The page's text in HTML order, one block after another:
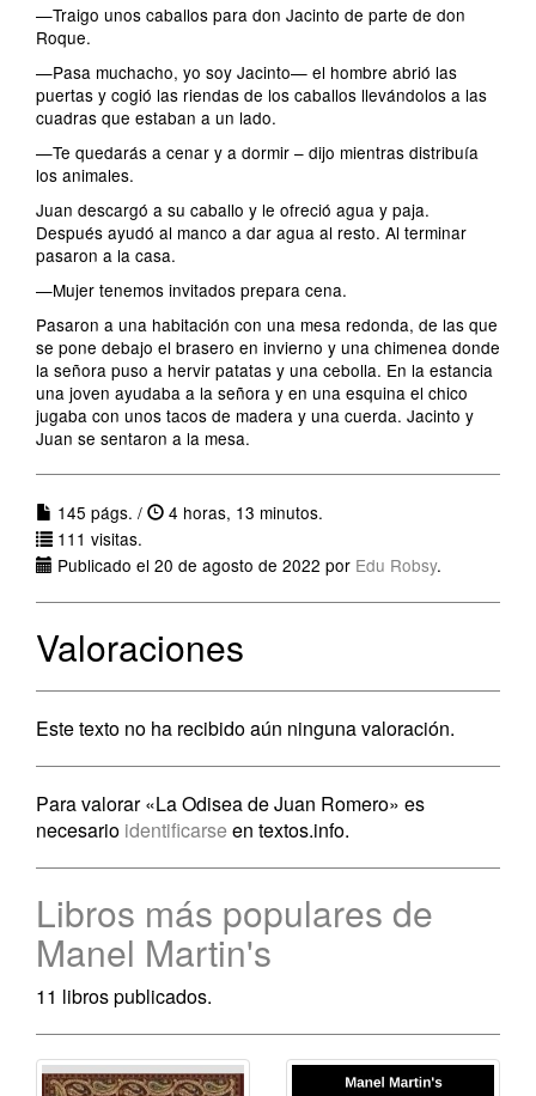
—Traigo unos caballos para don Jacinto de parte de don
Roque.
—Pasa muchacho, yo soy Jacinto— el hombre abrió las
puertas y cogió las riendas de los caballos llevándolos a las
cuadras que estaban a un lado.
—Te quedarás a cenar y a dormir – dijo mientras distribuía
los animales.
Juan descargó a su caballo y le ofreció agua y paja.
Después ayudó al manco a dar agua al resto. Al terminar
pasaron a la casa.
—Mujer tenemos invitados prepara cena.
Pasaron a una habitación con una mesa redonda, de las que
se pone debajo el brasero en invierno y una chimenea donde
la señora puso a hervir patatas y una cebolla. En la estancia
una joven ayudaba a la señora y en una esquina el chico
jugaba con unos tacos de madera y una cuerda. Jacinto y
Juan se sentaron a la mesa.
145 págs. /
4 horas, 13 minutos.
111 visitas.
Publicado el 20 de agosto de 2022 por Edu Robsy.
Valoraciones
Este texto no ha recibido aún ninguna valoración.
Para valorar «La Odisea de Juan Romero» es
necesario identificarse en textos.info.
Libros más populares de
Manel Martin's
11 libros publicados.